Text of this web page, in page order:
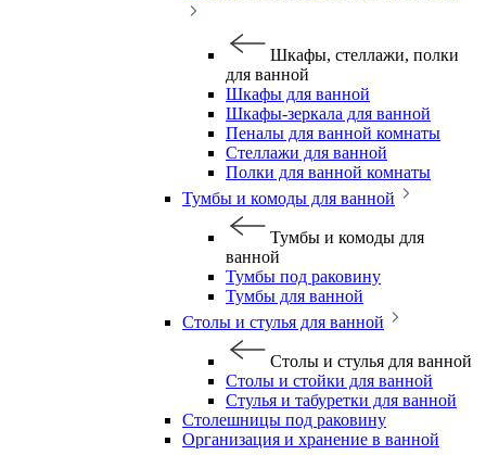
Шкафы, стеллажи, полки
для ванной
Шкафы для ванной
Шкафы-зеркала для ванной
Пеналы для ванной комнаты
Стеллажи для ванной
Полки для ванной комнаты
Тумбы и комоды для ванной
Тумбы и комоды для
ванной
Тумбы под раковину
Тумбы для ванной
Столы и стулья для ванной
Столы и стулья для ванной
Столы и стойки для ванной
Стулья и табуретки для ванной
Столешницы под раковину
Организация и хранение в ванной